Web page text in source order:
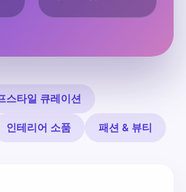
스타일 큐레이션
인테리어 소품 패션 & 뷰티